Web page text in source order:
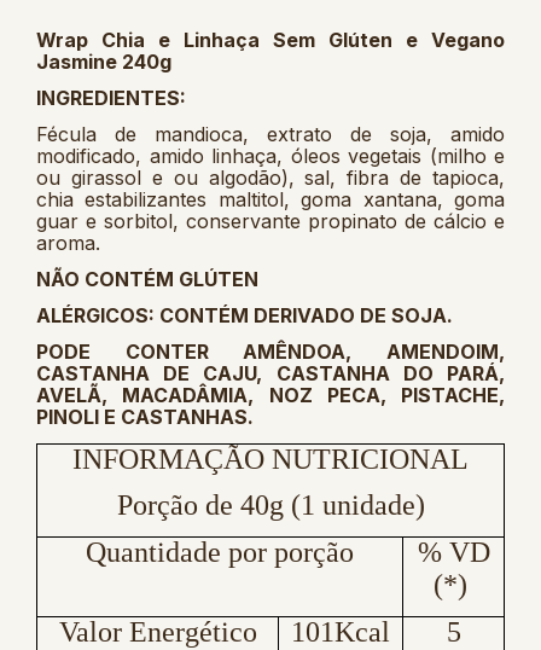
Wrap Chia e Linhaça Sem Glúten e Vegano
Jasmine 240g
INGREDIENTES:
Fécula de mandioca, extrato de soja, amido
modificado, amido linhaça, óleos vegetais (milho e
ou girassol e ou algodão), sal, fibra de tapioca,
chia estabilizantes maltitol, goma xantana, goma
guar e sorbitol, conservante propinato de cálcio e
aroma.
NÃO CONTÉM GLÚTEN
ALÉRGICOS: CONTÉM DERIVADO DE SOJA.
PODE CONTER AMÊNDOA, AMENDOIM,
CASTANHA DE CAJU, CASTANHA DO PARÁ,
AVELÃ, MACADÂMIA, NOZ PECA, PISTACHE,
PINOLI E CASTANHAS.
INFORMAÇÃO NUTRICIONAL
Porção de 40g (1 unidade)
Quantidade por porção
% VD
(*)
Valor Energético
101Kcal
5